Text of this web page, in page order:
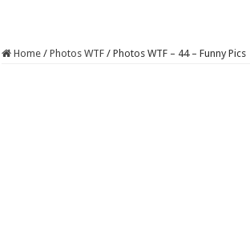
Home / Photos WTF / Photos WTF – 44 – Funny Pics